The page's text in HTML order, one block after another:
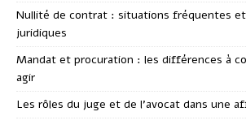
Nullité de contrat : situations fréquentes
juridiques
Mandat et procuration : les différences à
agir
Les rôles du juge et de l’avocat dans une